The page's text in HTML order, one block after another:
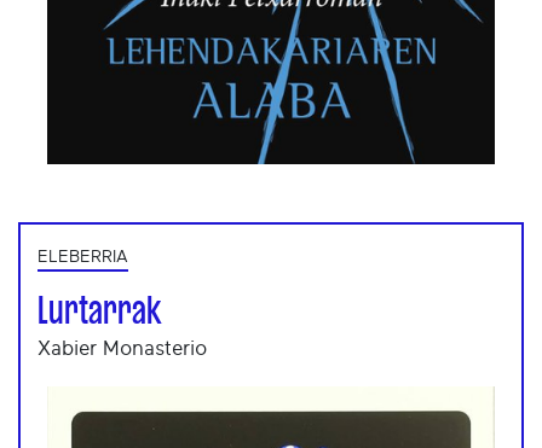
ELEBERRIA
Lurtarrak
Xabier Monasterio